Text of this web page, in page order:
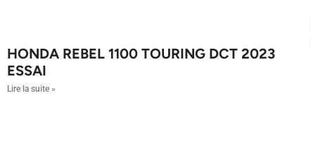
HONDA REBEL 1100 TOURING DCT 2023
ESSAI
Lire la suite »